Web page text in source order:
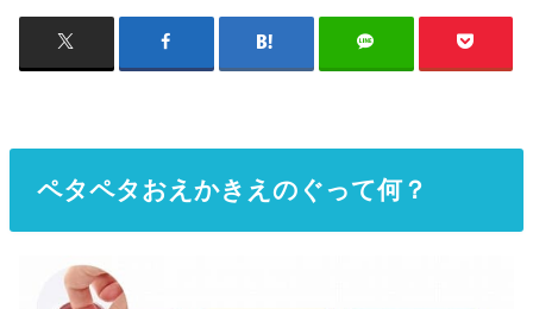
ペタペタおえかきえのぐって何？